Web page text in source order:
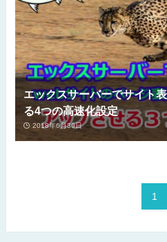
エックスサーバーでサイト
る4つの高速化設定
2018年6月30日
1